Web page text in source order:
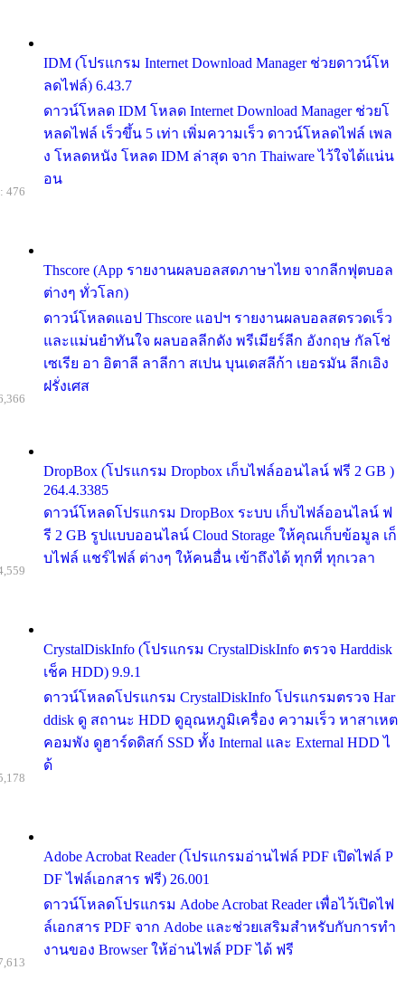
IDM (โปรแกรม Internet Download Manager ช่วยดาวน์โห
ลดไฟล์) 6.43.7
ดาวน์โหลด IDM โหลด Internet Download Manager ช่วยโ
หลดไฟล์ เร็วขึ้น 5 เท่า เพิ่มความเร็ว ดาวน์โหลดไฟล์ เพล
ง โหลดหนัง โหลด IDM ล่าสุด จาก Thaiware ไว้ใจได้แน่น
อน
Thscore (App รายงานผลบอลสดภาษาไทย จากลีกฟุตบอล
ต่างๆ ทั่วโลก)
ดาวน์โหลดแอป Thscore แอปฯ รายงานผลบอลสดรวดเร็ว
และแม่นยำทันใจ ผลบอลลีกดัง พรีเมียร์ลีก อังกฤษ กัลโช่
เซเรีย อา อิตาลี ลาลีกา สเปน บุนเดสลีก้า เยอรมัน ลีกเอิง
ฝรั่งเศส
476
DropBox (โปรแกรม Dropbox เก็บไฟล์ออนไลน์ ฟรี 2 GB )
264.4.3385
ดาวน์โหลดโปรแกรม DropBox ระบบ เก็บไฟล์ออนไลน์ ฟ
รี 2 GB รูปแบบออนไลน์ Cloud Storage ให้คุณเก็บข้อมูล เก็
บไฟล์ แชร์ไฟล์ ต่างๆ ให้คนอื่น เข้าถึงได้ ทุกที่ ทุกเวลา
CrystalDiskInfo (โปรแกรม CrystalDiskInfo ตรวจ Harddisk
เช็ค HDD) 9.9.1
ดาวน์โหลดโปรแกรม CrystalDiskInfo โปรแกรมตรวจ Har
ddisk ดู สถานะ HDD ดูอุณหภูมิเครื่อง ความเร็ว หาสาเหต
คอมพัง ดูฮาร์ดดิสก์ SSD ทั้ง Internal และ External HDD ไ
ด้
Adobe Acrobat Reader (โปรแกรมอ่านไฟล์ PDF เปิดไฟล์ P
DF ไฟล์เอกสาร ฟรี) 26.001
ดาวน์โหลดโปรแกรม Adobe Acrobat Reader เพื่อไว้เปิดไฟ
ล์เอกสาร PDF จาก Adobe และช่วยเสริมสำหรับกับการทำ
งานของ Browser ให้อ่านไฟล์ PDF ได้ ฟรี